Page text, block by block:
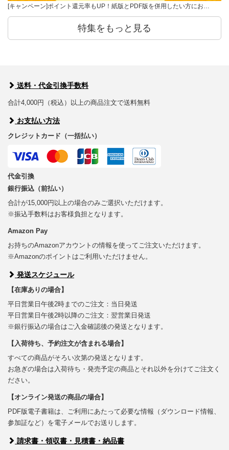
[キャンペーン]ポイント還元率もUP！紙版とPDF版を併用したい方にお…
特集をもっと見る
送料・代金引換手数料
合計4,000円（税込）以上の商品注文で送料無料
お支払い方法
クレジットカード（一括払い）
代金引換
銀行振込（前払い）
合計が15,000円以上の場合のみご選択いただけます。
※振込手数料はお客様負担となります。
Amazon Pay
お持ちのAmazonアカウントの情報を使ってご注文いただけます。
※Amazonのポイントはご利用いただけません。
発送スケジュール
【在庫ありの場合】
平日営業日午後2時までのご注文：当日発送
平日営業日午後2時以降のご注文：翌営業日発送
※銀行振込の場合はご入金確認後の発送となります。
【入荷待ち、予約注文が含まれる場合】
すべての商品がそろい次第の発送となります。
お急ぎの場合は入荷待ち・発売予定の商品とそれ以外を分けてご注文く
ださい。
【オンライン発送の商品の場合】
PDF版電子書籍は、ご利用にあたって必要な情報（ダウンロード情報、
参加証など）を電子メールでお送りします。
請求書・領収書・見積書・納品書